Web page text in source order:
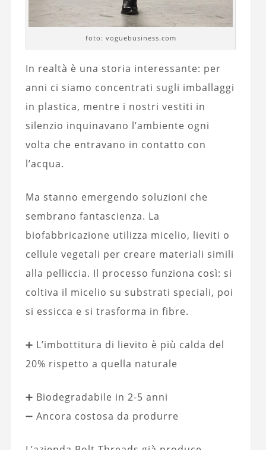
foto: voguebusiness.com
In realtà è una storia interessante: per
anni ci siamo concentrati sugli imballaggi
in plastica, mentre i nostri vestiti in
silenzio inquinavano l’ambiente ogni
volta che entravano in contatto con
l’acqua.
Ma stanno emergendo soluzioni che
sembrano fantascienza. La
biofabbricazione utilizza micelio, lieviti o
cellule vegetali per creare materiali simili
alla pelliccia. Il processo funziona così: si
coltiva il micelio su substrati speciali, poi
si essicca e si trasforma in fibre.
➕ L’imbottitura di lievito è più calda del
20% rispetto a quella naturale
➕ Biodegradabile in 2-5 anni
➖ Ancora costosa da produrre